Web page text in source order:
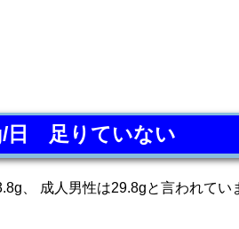
日 足りていない
、 成人男性は29.8gと言われてい